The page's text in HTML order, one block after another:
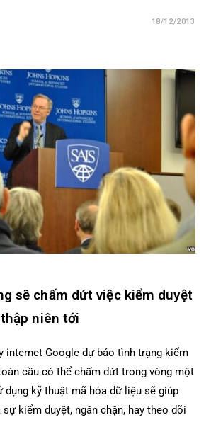
18/12/2013
sẽ chấm dứt việc kiểm duyệt
niên tới
internet Google dự báo tình trạng kiểm
cầu có thể chấm dứt trong vòng một
dụng kỹ thuật mã hóa dữ liệu sẽ giúp
kiểm duyệt, ngăn chặn, hay theo dõi